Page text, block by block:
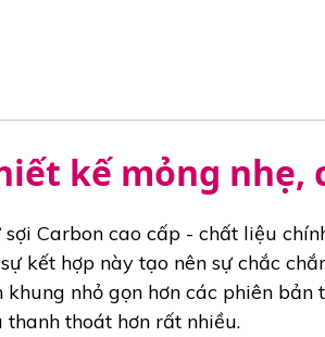
kế mỏng nhẹ,
Carbon cao cấp - chất liệu
kết hợp này tạo nên sự chắc
nhỏ gọn hơn các phiên bản
thoát hơn rất nhiều.